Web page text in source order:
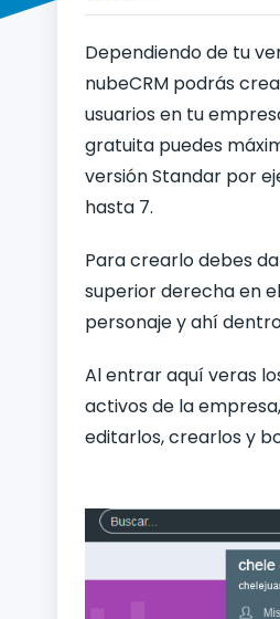
Dependiendo de tu
nubeCRM podrás
usuarios en tu
gratuita puedes
versión Standar por
hasta 7.
Para crearlo debes
superior derecha en
personaje y ahí
Al entrar aquí veras
activos de la
editarlos, crearlos y